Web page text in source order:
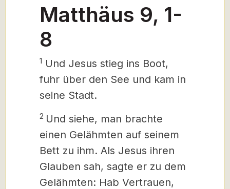
Matthäus 9, 1-
8
1 Und Jesus stieg ins Boot,
fuhr über den See und kam in
seine Stadt.
2 Und siehe, man brachte
einen Gelähmten auf seinem
Bett zu ihm. Als Jesus ihren
Glauben sah, sagte er zu dem
Gelähmten: Hab Vertrauen,